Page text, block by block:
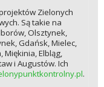
Zielonych
Są takie na
Olsztynek,
Gdańsk, Mielec,
Miękinia, Elbląg,
i Augustów. Ich
.